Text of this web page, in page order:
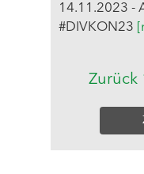
14.11.2023 -
#DIVKON23
Zurück